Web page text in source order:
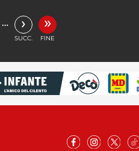
… ›
SUCC.
»
FINE